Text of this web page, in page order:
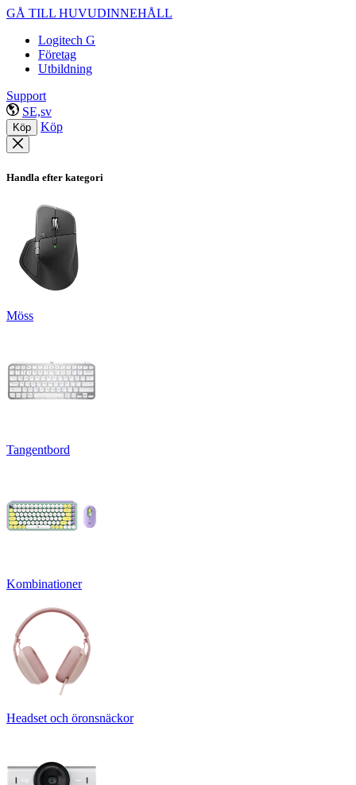
GÅ TILL HUVUDINNEHÅLL
Logitech G
Företag
Utbildning
Support
SE,sv
Köp Köp
Handla efter kategori
Möss
Tangentbord
Kombinationer
Headset och öronsnäckor